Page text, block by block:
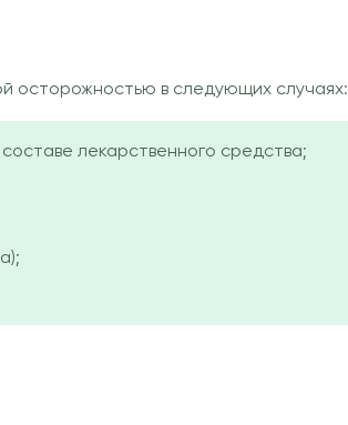
осторожностью в следующих случаях:
лекарственного средства;